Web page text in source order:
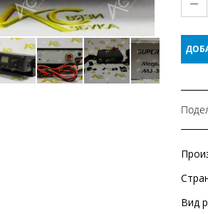
Вид